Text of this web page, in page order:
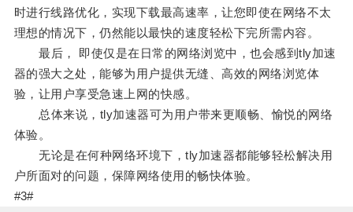
时进行线路优化，实现下载最高速率，让您即使在网络不太
理想的情况下，仍然能以最快的速度轻松下完所需内容。
最后， 即使仅是在日常的网络浏览中，也会感到tly加速
器的强大之处，能够为用户提供无缝、高效的网络浏览体
验，让用户享受急速上网的快感。
总体来说，tly加速器可为用户带来更顺畅、愉悦的网络
体验。
无论是在何种网络环境下，tly加速器都能够轻松解决用
户所面对的问题，保障网络使用的畅快体验。
#3#